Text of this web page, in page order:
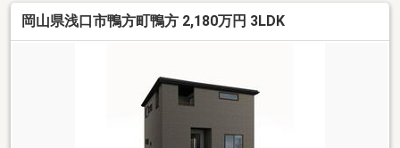
岡山県浅口市鴨方町鴨方 2,180万円 3LDK